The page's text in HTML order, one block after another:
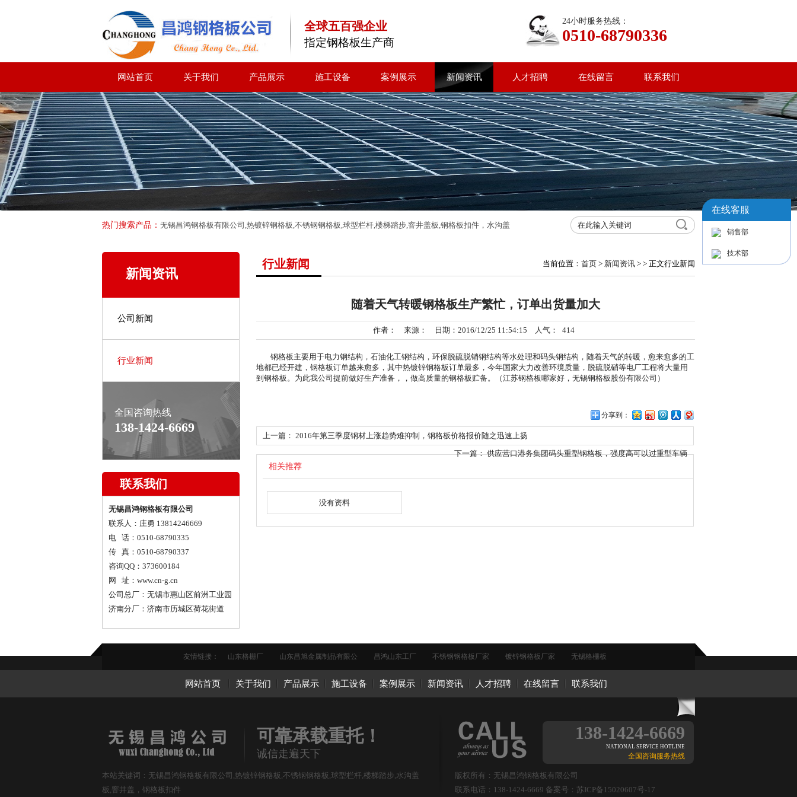
全球五百强企业
指定钢格板生产商
24小时服务热线：
0510-68790336
网站首页 关于我们 产品展示 施工设备 案例展示 新闻资讯 人才招聘 在线留言 联系我们
热门搜索产品： 无锡昌鸿钢格板有限公司,热镀锌钢格板,不锈钢钢格板,球型栏杆,楼梯踏步,窨井盖板,钢格板扣件，水沟盖
新闻资讯
公司新闻
行业新闻
全国咨询热线
138-1424-6669
联系我们
无锡昌鸿钢格板有限公司
联系人：庄勇 13814246669
电 话：0510-68790335
传 真：0510-68790337
咨询QQ：373600184
网 址：www.cn-g.cn
公司总厂：无锡市惠山区前洲工业园
济南分厂：济南市历城区荷花街道
当前位置： 首页 > 新闻资讯 > > 正文行业新闻
行业新闻
随着天气转暖钢格板生产繁忙，订单出货量加大
作者： 来源： 日期：2016/12/25 11:54:15 人气： 414
钢格板主要用于电力钢结构，石油化工钢结构，环保脱硫脱销钢结构等水处理和码头钢结构，随着天气的转暖，愈来愈多的工
地都已经开建， 钢格板订单越来愈多，其中热镀锌钢格板订单最多，今年国家大力改善环境质量，脱硫脱硝等电厂工程将大量用
到钢格板。为此我公司提前做好生产准备，，做高质量的钢格板贮备。（江苏钢格板哪家好， 无锡钢格板股份有限公司）
分享到：
上一篇： 2016年第三季度钢材上涨趋势难抑制，钢格板价格报价随之迅速上扬
下一篇：供应营口港务集团码头重型钢格板，强度高可以过重型车辆
相关推荐
没有资料
友情链接： 山东格栅厂 山东昌旭金属制品有限公 昌鸿山东工厂 不锈钢钢格板厂家 镀锌钢格板厂家 无锡格栅板
网站首页 关于我们 产品展示 施工设备 案例展示 新闻资讯 人才招聘 在线留言 联系我们
可靠承载重托！
诚信走遍天下
本站关键词：无锡昌鸿钢格板有限公司,热镀锌钢格板,不锈钢钢格板,球型栏杆,楼梯踏步,水沟盖
板,窨井盖，钢格板扣件
138-1424-6669
NATIONAL SERVICE HOTLINE
全国咨询服务热线
版权所有：无锡昌鸿钢格板有限公司
联系电话：138-1424-6669 备案号：苏ICP备15020607号-17
在线客服
销售部
技术部